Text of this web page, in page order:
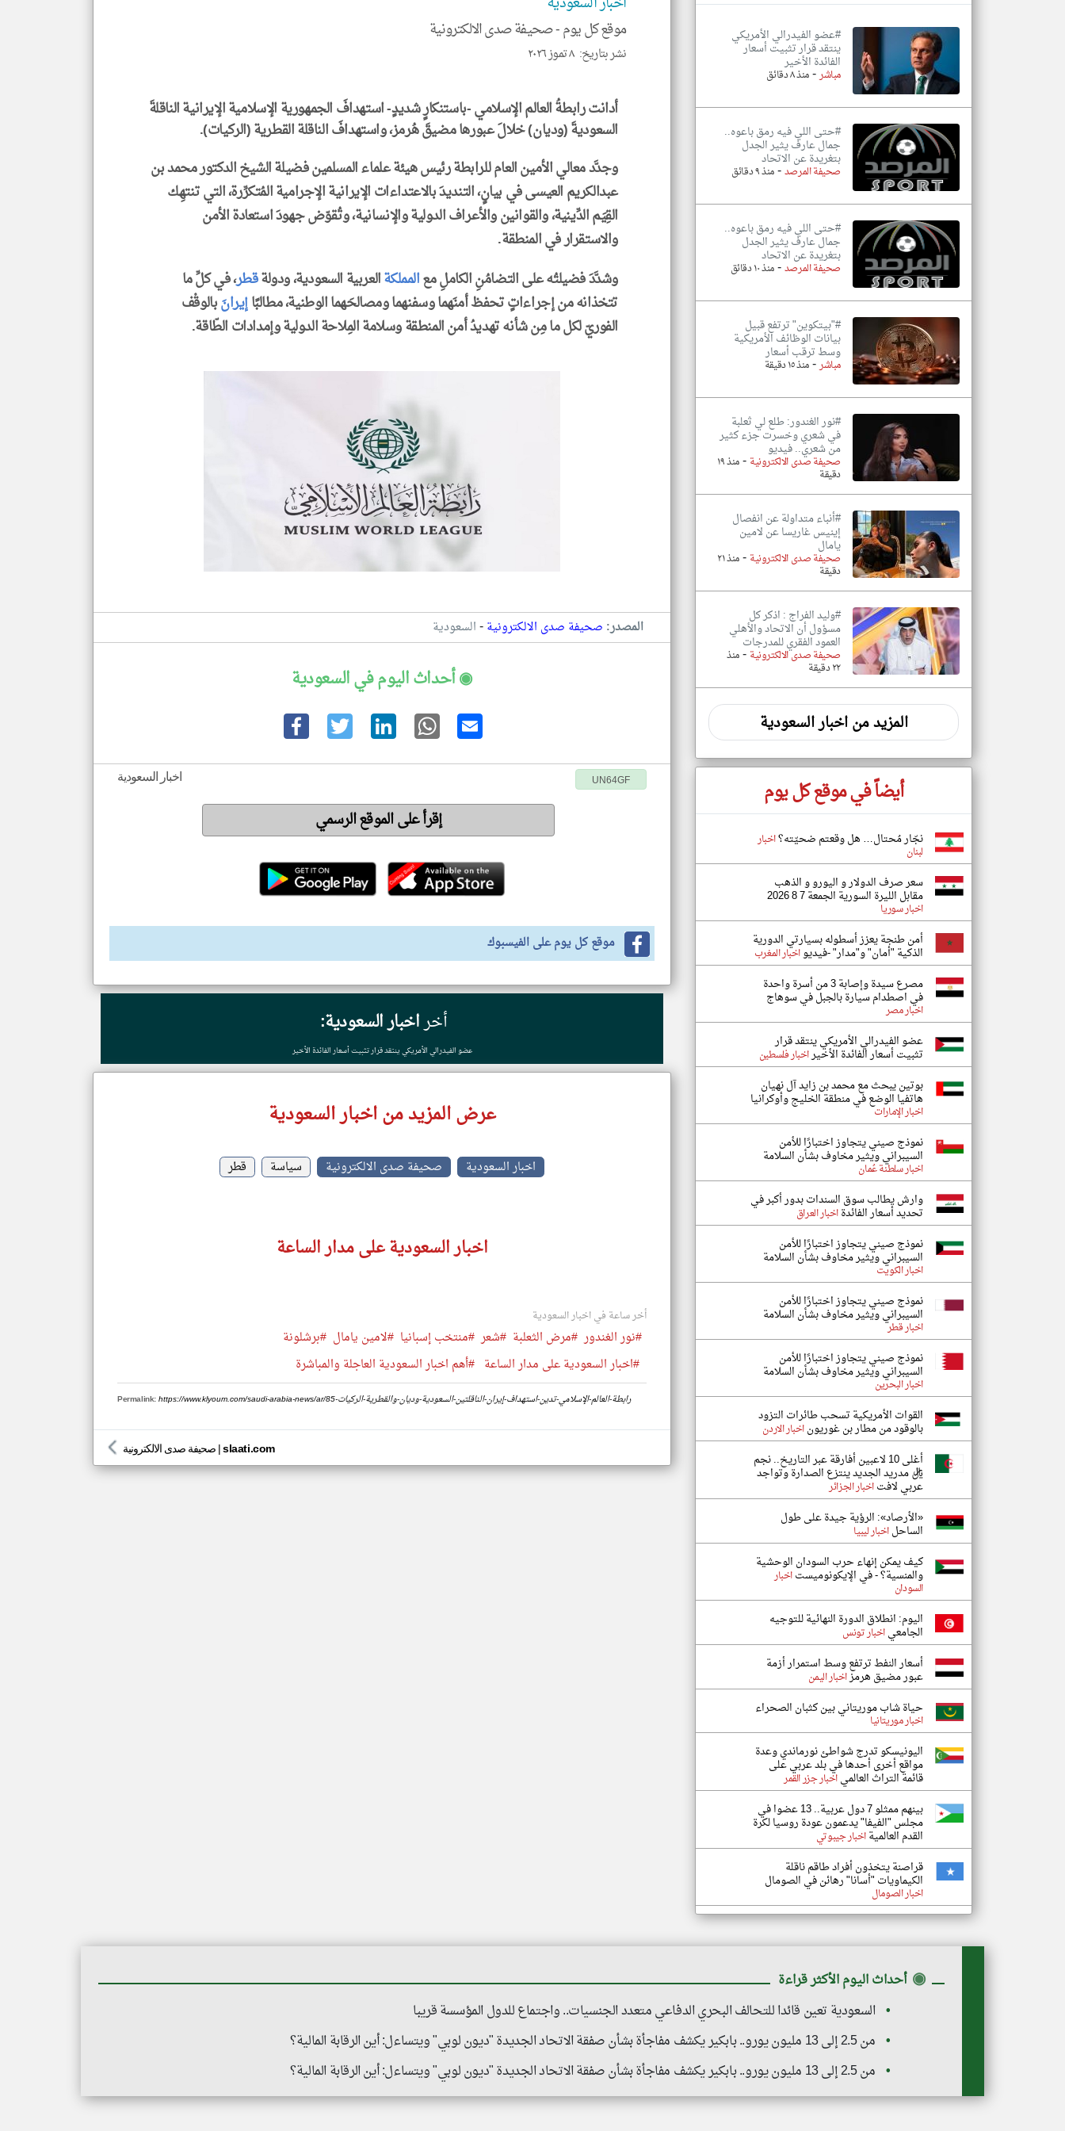
موقع كل يوم -صحيفة صدى الالكترونية
نشر بتاريخ: ٨ تموز ٢٠٢٦
أدانت رابطةُ العالم الإسلامي -باستنكارٍ شديدٍ- استهدافَ الجمهورية الإسلامية الإيرانية الناقلةَ
السعوديةَ (وديان) خلالَ عبورها مضيقَ هُرمز، واستهدافَ الناقلة القطرية (الركيات).
وجدَّد معالي الأمين العام للرابطة رئيس هيئة علماء المسلمين فضيلة الشيخ الدكتور محمد بن
عبدالكريم العيسى في بيانٍ، التنديدَ بالاعتداءات الإيرانية الإجرامية المُتكرِّرة، التي تنتهِك
القِيَم الدِّينية، والقوانين والأعراف الدولية والإنسانية، وتُقوّض جهودَ استعادة الأمن
والاستقرار في المنطقة.
وشدَّدَ فضيلتُه على التضامُنِ الكاملِ معالمملكةالعربية السعودية، ودولةقطر، في كلِّ ما
تتخذانه من إجراءاتٍ تحفظ أمنَهما وسفنهما ومصالحَهما الوطنية، مطالبًاإيرانَ بالوقْف
الفوريّ لكل ما مِن شأنه تهديدُ أمن المنطقة وسلامة المِلاحة الدولية وإمدادات الطّاقة.
المصدر: صحيفة صدى الالكترونية-السعودية
◉ أحداث اليوم في السعودية
اخبار السعودية UN64GF
إقرأ على الموقع الرسمي
موقع كل يوم على الفيسبوك
أخراخبار السعودية:
عضو الفيدرالي الأمريكي ينتقد قرار تثبيت أسعار الفائدة الأخير
عرض المزيد من اخبار السعودية
اخبار السعودية صحيفة صدى الالكترونية سياسة قطر
اخبار السعودية على مدار الساعة
أخر ساعة في اخبار السعودية
#نور الغندور #مرض الثعلبة #شعر #منتخب إسبانيا #لامين يامال #برشلونة
#اخبار السعودية على مدار الساعة #أهم اخبار السعودية العاجلة والمباشرة
Permalink: https://www.klyoum.com/saudi-arabia-news/ar/85-رابطة-العالم-الإسلامي-تدين-استهداف-إيران-الناقلتين-السعودية-وديان-والقطرية-الركيات
صحيفة صدى الالكترونية |slaati.com
#عضو الفيدرالي الأمريكي
ينتقد قرار تثبيت أسعار
الفائدة الأخير
مباشر-منذ ٨ دقائق
#‏حتى اللي فيه رمق باعوه..
جمال عارف يثير الجدل
بتغريدة عن الاتحاد
صحيفة المرصد-منذ ٩ دقائق
#‏حتى اللي فيه رمق باعوه..
جمال عارف يثير الجدل
بتغريدة عن الاتحاد
صحيفة المرصد-منذ ١٠ دقائق
#"بيتكوين" ترتفع قبيل
بيانات الوظائف الأمريكية
وسط ترقب أسعار
مباشر-منذ ١٥ دقيقة
#نور الغندور: طلع لي ثعلبة
في شعري وخسرت جزء كثير
من شعري.. فيديو
صحيفة صدى الالكترونية - منذ ١٩
دقيقة
#أنباء متداولة عن انفصال
إينيس غاريسا عن لامين
يامال
صحيفة صدى الالكترونية - منذ ٢١
دقيقة
#وليد الفراج : اذكر كل
مسؤول أن الاتحاد والأهلي
العمود الفقري للمدرجات
صحيفة صدى الالكترونية -منذ
٢٢ دقيقة
المزيد من اخبار السعودية
أيضاً في موقع كل يوم
نجّار مُحتال… هل وقعتم ضحيّته؟اخبار
لبنان
سعر صرف الدولار و اليورو و الذهب
مقابل الليرة السورية الجمعة 7 8 2026
اخبار سوريا
أمن طنجة يعزز أسطوله بسيارتي الدورية
الذكية "أمان" و"مدار" -فيديواخبار المغرب
مصرع سيدة وإصابة 3 من أسرة واحدة
في اصطدام سيارة بالجبل في سوهاج
اخبار مصر
عضو الفيدرالي الأمريكي ينتقد قرار
تثبيت أسعار الفائدة الأخيراخبار فلسطين
بوتين يبحث مع محمد بن زايد آل نهيان
هاتفيا الوضع في منطقة الخليج وأوكرانيا
اخبار الإمارات
نموذج صيني يتجاوز اختبارًا للأمن
السيبراني ويثير مخاوف بشأن السلامة
اخبار سلطنة عُمان
وارش يطالب سوق السندات بدور أكبر في
تحديد أسعار الفائدةاخبار العراق
نموذج صيني يتجاوز اختبارًا للأمن
السيبراني ويثير مخاوف بشأن السلامة
اخبار الكويت
نموذج صيني يتجاوز اختبارًا للأمن
السيبراني ويثير مخاوف بشأن السلامة
اخبار قطر
نموذج صيني يتجاوز اختبارًا للأمن
السيبراني ويثير مخاوف بشأن السلامة
اخبار البحرين
القوات الأمريكية تسحب طائرات التزود
بالوقود من مطار بن غوريوناخبار الاردن
أغلى 10 لاعبين أفارقة عبر التاريخ.. نجم
ريال مدريد الجديد ينتزع الصدارة وتواجد
عربي لافتاخبار الجزائر
«الأرصاد»: الرؤية جيدة على طول
الساحلاخبار ليبيا
كيف يمكن إنهاء حرب السودان الوحشية
والمنسية؟ - في الإيكونوميستاخبار
السودان
اليوم: انطلاق الدورة النهائية للتوجيه
الجامعياخبار تونس
أسعار النفط ترتفع وسط استمرار أزمة
عبور مضيق هرمزاخبار اليمن
حياة شاب موريتاني بين كثبان الصحراء
اخبار موريتانيا
اليونيسكو تدرج شواطئ نورماندي وعدة
مواقع أخرى أحدها في بلد عربي على
قائمة التراث العالمياخبار جزر القمر
بينهم ممثلو 7 دول عربية.. 13 عضوا في
مجلس "الفيفا" يدعمون عودة روسيا لكرة
القدم العالميةاخبار جيبوتي
قراصنة يتخذون أفراد طاقم ناقلة
الكيماويات "أسانا" رهائن في الصومال
اخبار الصومال
◉ أحداث اليوم الأكثر قراءة
السعودية تعين قائدا للتحالف البحري الدفاعي متعدد الجنسيات.. واجتماع للدول المؤسسة قريبا
من 2.5 إلى 13 مليون يورو.. بابكير يكشف مفاجأة بشأن صفقة الاتحاد الجديدة "ديون لوبي" ويتساءل: أين الرقابة المالية؟
من 2.5 إلى 13 مليون يورو.. بابكير يكشف مفاجأة بشأن صفقة الاتحاد الجديدة "ديون لوبي" ويتساءل: أين الرقابة المالية؟
klyoum.com